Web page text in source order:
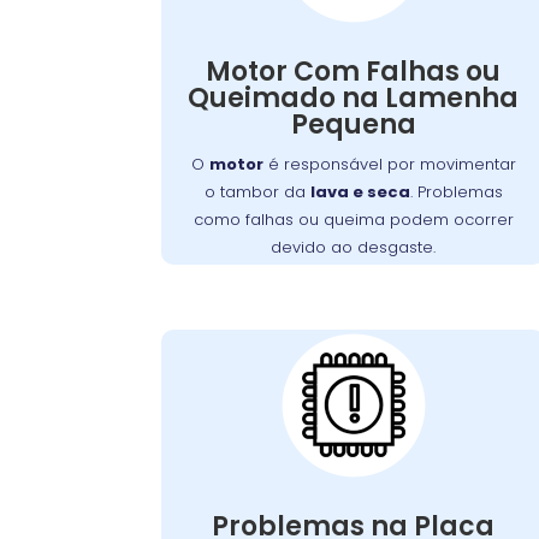
Motor Com Falhas ou
Queimado na Lamenha
Pequena
O motoré responsável por movimentar
o tambor da lava e seca. Problemas
como falhas ou queima podem ocorrer
devido ao desgaste.
motor queimado podem resultar de
elétricos.
Sintomas incluem ruídos
anormais, cheiro de queimado ou a
máquina não iniciar o ciclo
esses problemas, e um técnico
reparo ou substituição do motor
danificado.
Problemas na Placa
Placa Eletrônica
Queimada:
placa eletrônica
é o cérebro da
máquina de lavar
, controlando todas as
suas funções. Quando queimada, a